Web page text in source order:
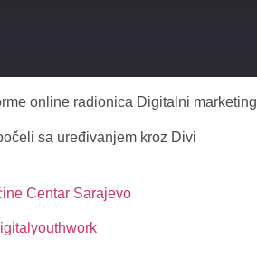
online radionica Digitalni marketing
sa uređivanjem kroz Divi
Centar Sarajevo